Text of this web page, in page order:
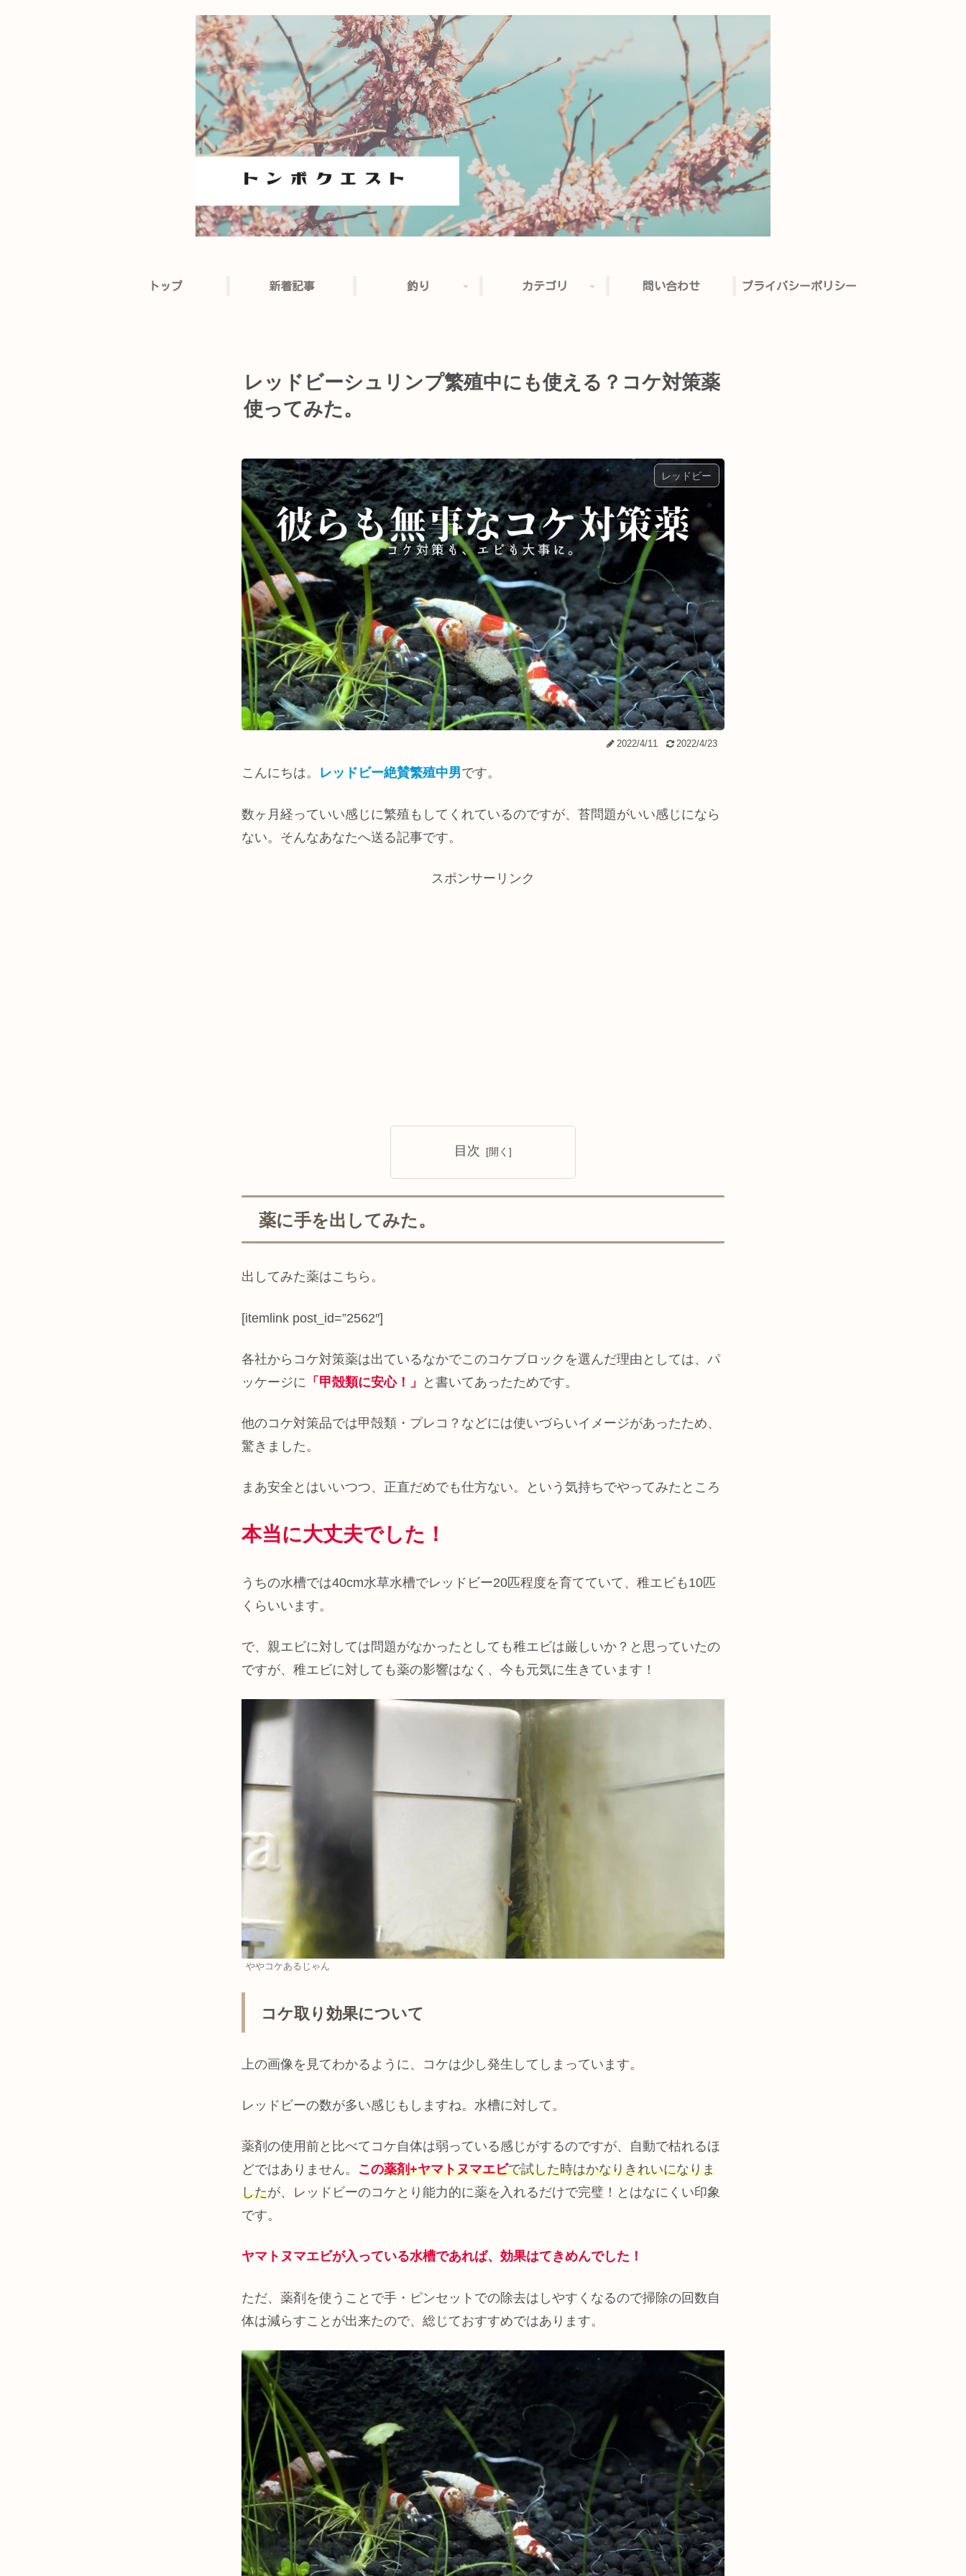
トップ 新着記事 釣り カテゴリ 問い合わせ プライバシーポリシー
レッドビーシュリンプ繁殖中にも使える？コケ対策薬
使ってみた。
レッドビー
2022/4/11 2022/4/23
こんにちは。 レッドビー絶賛繁殖中男です。
数ヶ月経っていい感じに繁殖もしてくれているのですが、苔問題がいい感じになら
ない。そんなあなたへ送る記事です。
スポンサーリンク
目次
薬に手を出してみた。
出してみた薬はこちら。
[itemlink post_id=”2562″]
各社からコケ対策薬は出ているなかでこのコケブロックを選んだ理由としては、パ
ッケージに 「甲殻類に安心！」 と書いてあったためです。
他のコケ対策品では甲殻類・プレコ？などには使いづらいイメージがあったため、
驚きました。
まあ安全とはいいつつ、正直だめでも仕方ない。という気持ちでやってみたところ
本当に大丈夫でした！
うちの水槽では40cm水草水槽でレッドビー20匹程度を育てていて、稚エビも10匹
くらいいます。
で、親エビに対しては問題がなかったとしても稚エビは厳しいか？と思っていたの
ですが、稚エビに対しても薬の影響はなく、今も元気に生きています！
ややコケあるじゃん
コケ取り効果について
上の画像を見てわかるように、コケは少し発生してしまっています。
レッドビーの数が多い感じもしますね。水槽に対して。
薬剤の使用前と比べてコケ自体は弱っている感じがするのですが、自動で枯れるほ
どではありません。 この薬剤+ヤマトヌマエビで試した時はかなりきれいになりま
したが、レッドビーのコケとり能力的に薬を入れるだけで完璧！とはなにくい印象
です。
ヤマトヌマエビが入っている水槽であれば、効果はてきめんでした！
ただ、薬剤を使うことで手・ピンセットでの除去はしやすくなるので掃除の回数自
体は減らすことが出来たので、総じておすすめではあります。